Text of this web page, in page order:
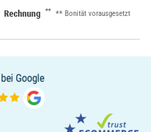
** ** Bonität vorausgesetzt